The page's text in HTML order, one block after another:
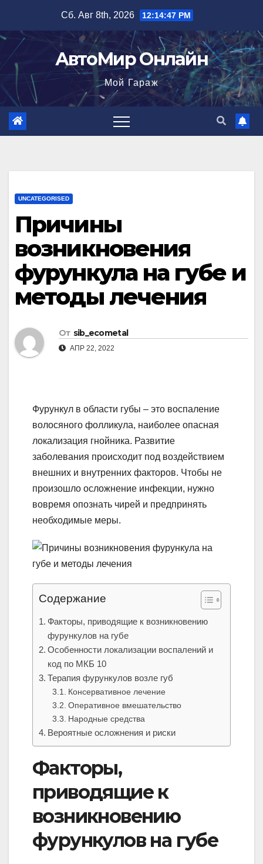
содержимому
Сб. Авг 8th, 2026 12:14:48 PM
АвтоМир Онлайн
Мой Гараж
UNCATEGORISED
Причины
возникновения
фурункула на губе и
методы лечения
От sib_ecometal
АПР 22, 2022
Фурункул в области губы – это воспаление
волосяного фолликула, наиболее опасная
локализация гнойника. Развитие
заболевания происходит под воздействием
внешних и внутренних факторов. Чтобы не
произошло осложнение инфекции, нужно
вовремя опознать чирей и предпринять
необходимые меры.
Содержание
Факторы, приводящие к возникновению
фурункулов на губе
Особенности локализации воспалений и
код по МКБ 10
Терапия фурункулов возле губ
Консервативное лечение
Оперативное вмешательство
Народные средства
Вероятные осложнения и риски
Факторы,
приводящие к
возникновению
фурункулов на губе